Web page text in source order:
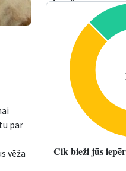
par
vēža
Cik bieži jūs